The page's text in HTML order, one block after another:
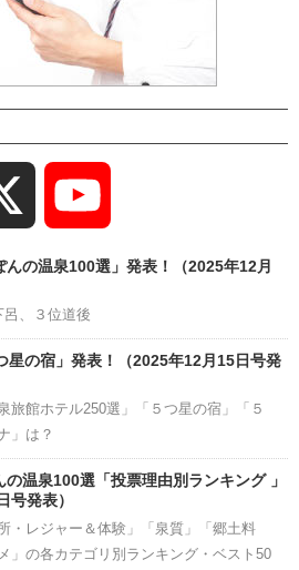
Channel
んの温泉100選」発表！（2025年12月
呂、３位道後
星の宿」発表！（2025年12月15日号発
旅館ホテル250選」「５つ星の宿」「５
」は？
温泉100選「投票理由別ランキング 」
号発表）
・レジャー＆体験」「泉質」「郷土料
」の各カテゴリ別ランキング・ベスト50